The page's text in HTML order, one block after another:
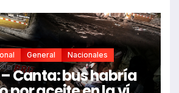
General Nacionales
Canta: bus habría